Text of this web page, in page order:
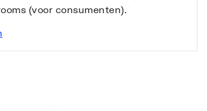
(voor consumenten).